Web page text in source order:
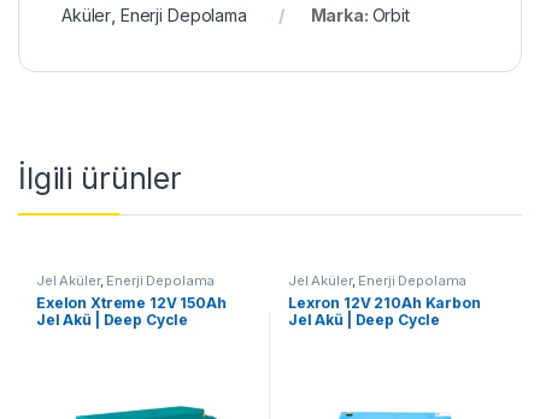
Aküler Enerji Depolama Marka: Orbit
İlgili ürünler
Jel Aküler, Enerji Depolama
Exelon Xtreme 12V 150Ah
Jel Akü | Deep Cycle
Jel Aküler, Enerji Depolama
Lexron 12V 210Ah Karbon
Jel Akü | Deep Cycle